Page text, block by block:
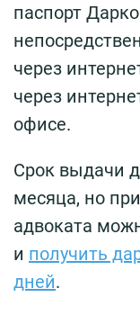
паспорт
через
через
офисе.
Срок выдачи
месяца, но
адвоката
и получить
дней.